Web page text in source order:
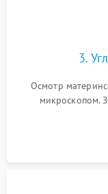
Неисправность
3.
Осмотр
микроскопом.
процессора и
диска и